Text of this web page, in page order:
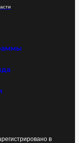
в